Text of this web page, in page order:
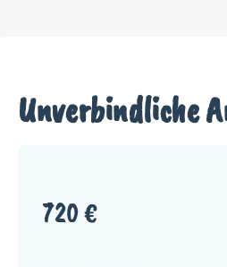
Unverbindliche
720 €